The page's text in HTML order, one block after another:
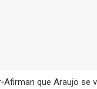
Afirman que Araujo se